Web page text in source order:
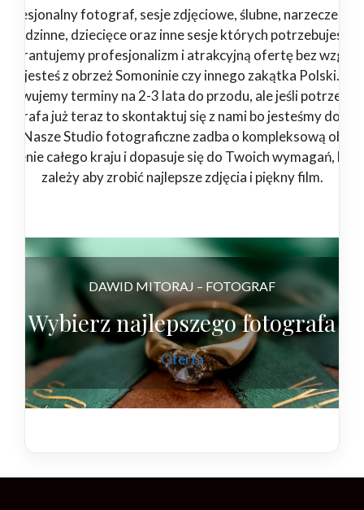
fotograf, sesje zdjęciowe, ślubne,
rodzinne, dziecięce oraz inne sesje których potrzebujesz.
profesjonalizm i atrakcyjną ofertę bez
jesteś z obrzeż Somoninie czy innego zakątka Polski.
terminy na 2-3 lata do przodu, ale jeśli
już teraz to skontaktuj się z nami bo jesteśmy
7. Nasze Studio fotograficzne zadba o kompleksową
całego kraju i dopasuje się do Twoich wymagań, bo
zależy aby zrobić najlepsze zdjęcia i piękny film.
DAWID MITORAJ – FOTOGRAF
Wybierz najlepszego fotografa
Oferta